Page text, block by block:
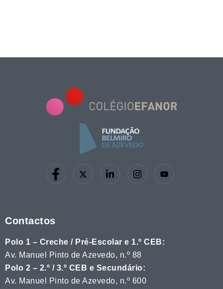
Contactos
Polo 1 – Creche / Pré-Escolar e 1.º CEB:
Av. Manuel Pinto de Azevedo, n.º 88
Polo 2 – 2.º / 3.º CEB e Secundário:
Av. Manuel Pinto de Azevedo, n.º 600